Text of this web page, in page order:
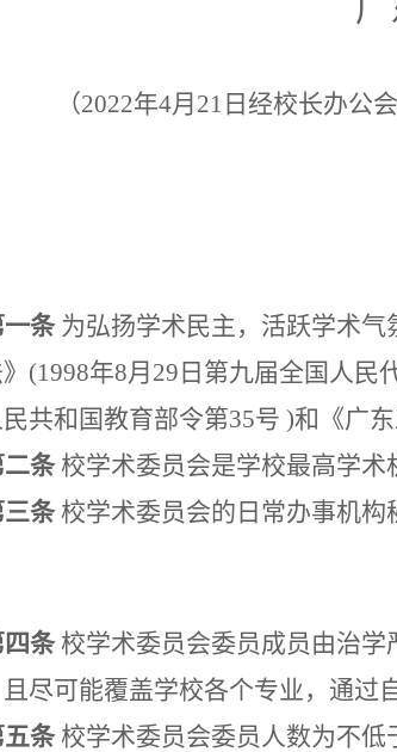
（2022年4月21日经校长办公
一条 为弘扬学术民主，活跃学术
》 (1998年8月29日第九届全国人民
共和国教育部令第35号 )和《广
二条 校学术委员会是学校最高学术
三条 校学术委员会的日常办事机构
四条 校学术委员会委员成员由治
尽可能覆盖学校各个专业，通过
五条 校学术委员会委员人数为不低